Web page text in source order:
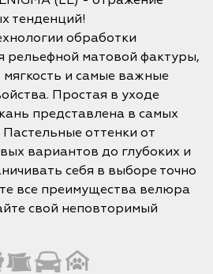
тенденций!
обработки
рельефной матовой фактуры,
и самые важные
Простая в уходе
представлена в самых
оттенки от
вариантов до глубоких и
себя в выборе точно
все преимущества велюра
свой неповторимый